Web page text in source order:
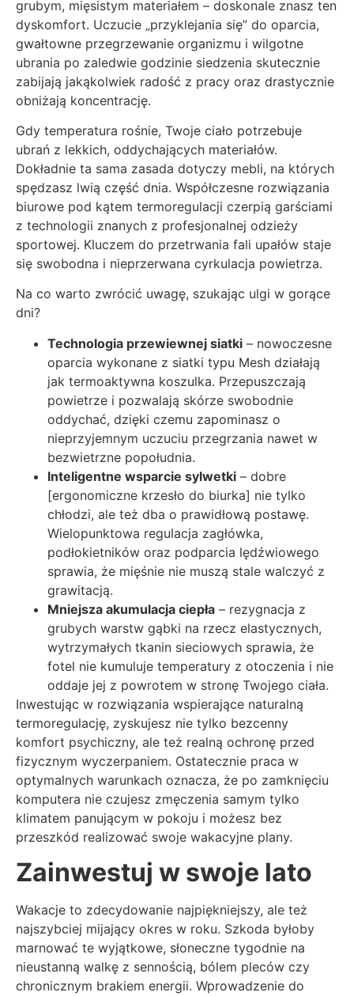
grubym, mięsistym materiałem – doskonale znasz ten
dyskomfort. Uczucie „przyklejania się” do oparcia,
gwałtowne przegrzewanie organizmu i wilgotne
ubrania po zaledwie godzinie siedzenia skutecznie
zabijają jakąkolwiek radość z pracy oraz drastycznie
obniżają koncentrację.
Gdy temperatura rośnie, Twoje ciało potrzebuje
ubrań z lekkich, oddychających materiałów.
Dokładnie ta sama zasada dotyczy mebli, na których
spędzasz lwią część dnia. Współczesne rozwiązania
biurowe pod kątem termoregulacji czerpią garściami
z technologii znanych z profesjonalnej odzieży
sportowej. Kluczem do przetrwania fali upałów staje
się swobodna i nieprzerwana cyrkulacja powietrza.
Na co warto zwrócić uwagę, szukając ulgi w gorące
dni?
Technologia przewiewnej siatki – nowoczesne
oparcia wykonane z siatki typu Mesh działają
jak termoaktywna koszulka. Przepuszczają
powietrze i pozwalają skórze swobodnie
oddychać, dzięki czemu zapominasz o
nieprzyjemnym uczuciu przegrzania nawet w
bezwietrzne popołudnia.
Inteligentne wsparcie sylwetki – dobre
[ergonomiczne krzesło do biurka] nie tylko
chłodzi, ale też dba o prawidłową postawę.
Wielopunktowa regulacja zagłówka,
podłokietników oraz podparcia lędźwiowego
sprawia, że mięśnie nie muszą stale walczyć z
grawitacją.
Mniejsza akumulacja ciepła – rezygnacja z
grubych warstw gąbki na rzecz elastycznych,
wytrzymałych tkanin sieciowych sprawia, że
fotel nie kumuluje temperatury z otoczenia i nie
oddaje jej z powrotem w stronę Twojego ciała.
Inwestując w rozwiązania wspierające naturalną
termoregulację, zyskujesz nie tylko bezcenny
komfort psychiczny, ale też realną ochronę przed
fizycznym wyczerpaniem. Ostatecznie praca w
optymalnych warunkach oznacza, że po zamknięciu
komputera nie czujesz zmęczenia samym tylko
klimatem panującym w pokoju i możesz bez
przeszkód realizować swoje wakacyjne plany.
Zainwestuj w swoje lato
Wakacje to zdecydowanie najpiękniejszy, ale też
najszybciej mijający okres w roku. Szkoda byłoby
marnować te wyjątkowe, słoneczne tygodnie na
nieustanną walkę z sennością, bólem pleców czy
chronicznym brakiem energii. Wprowadzenie do